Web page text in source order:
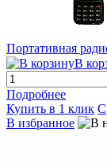
Портативная
В
Подробнее
Купить в 1 клик
В избранное